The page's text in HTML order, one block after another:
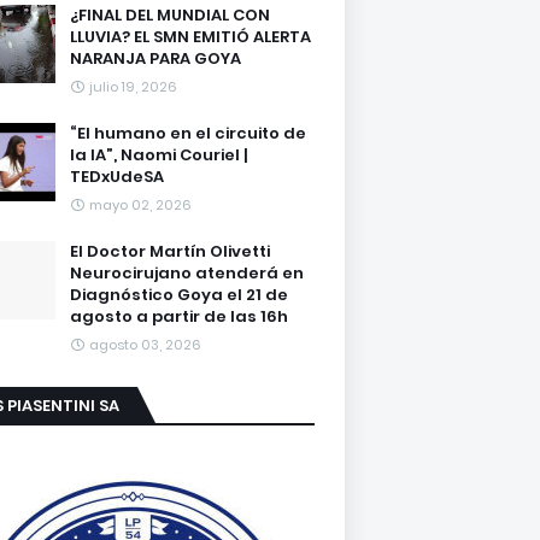
¿FINAL DEL MUNDIAL CON
LLUVIA? EL SMN EMITIÓ ALERTA
NARANJA PARA GOYA
julio 19, 2026
“El humano en el circuito de
la IA”, Naomi Couriel |
TEDxUdeSA
mayo 02, 2026
El Doctor Martín Olivetti
Neurocirujano atenderá en
Diagnóstico Goya el 21 de
agosto a partir de las 16h
agosto 03, 2026
PIASENTINI SA